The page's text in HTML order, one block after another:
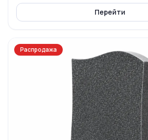
Перейти
Распродажа